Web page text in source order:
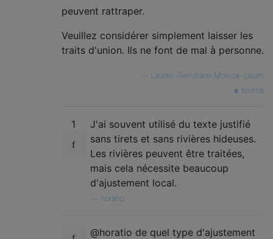
peuvent rattraper.
Veuillez considérer simplement laisser les
traits d'union. Ils ne font de mal à personne.
Lauren-Reinstate-Monica-Ipsum
source
1
J'ai souvent utilisé du texte justifié
sans tirets et sans rivières hideuses.
Les rivières peuvent être traitées,
mais cela nécessite beaucoup
d'ajustement local.
horatio
@horatio de quel type d'ajustement